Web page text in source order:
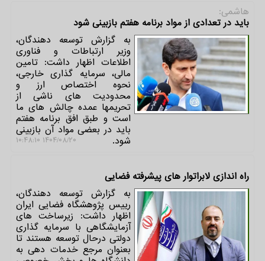
هاشمی:
باید در تعدادی از مواد برنامه هفتم بازبینی شود
به گزارش توسعه دهندگان،
وزیر ارتباطات و فناوری
اطلاعات اظهار داشت: تامین
مالی، سرمایه گذاری خارجی،
نحوه اختصاص ارز و
محدودیت های ناشی از
تحریمها عمده چالش های ما
است و طبق افق برنامه هفتم
باید در بعضی مواد آن بازبینی
شود. ۱۴۰۴/۰۸/۲۰ ۱۰:۴۸:۱۰
راه اندازی لابراتوار های پیشرفته فضایی
به گزارش توسعه دهندگان،
رییس پژوهشگاه فضایی ایران
اظهار داشت: زیرساخت های
آزمایشگاهی با سرمایه گذاری
دولتی درحال توسعه هستند تا
بعنوان مرجع خدمات دهی به